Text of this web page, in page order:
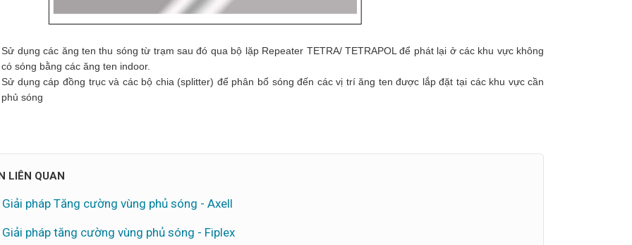
Sử dụng các ăng ten thu sóng từ trạm sau đó qua bộ lặp Repeater TETRA/ TETRAPOL để phát lại ở các khu vực không
có sóng bằng các ăng ten indoor.
Sử dụng cáp đồng trục và các bộ chia (splitter) để phân bổ sóng đến các vị trí ăng ten được lắp đặt tại các khu vực cần
phủ sóng
LIÊN QUAN
Giải pháp Tăng cường vùng phủ sóng - Axell
Giải pháp tăng cường vùng phủ sóng - Fiplex